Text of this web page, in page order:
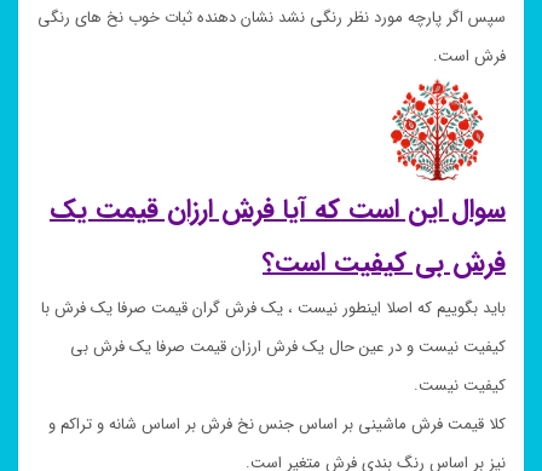
سپس اگر پارچه مورد نظر رنگی نشد نشان دهنده ثبات خوب نخ های رنگی
فرش است.
سوال این است که آیا فرش ارزان قیمت یک
فرش بی کیفیت است؟
باید بگوییم که اصلا اینطور نیست ، یک فرش گران قیمت صرفا یک فرش با
کیفیت نیست و در عین حال یک فرش ارزان قیمت صرفا یک فرش بی
کیفیت نیست.
کلا قیمت فرش ماشینی بر اساس جنس نخ فرش بر اساس شانه و تراکم و
نیز بر اساس رنگ بندی فرش متغیر است.